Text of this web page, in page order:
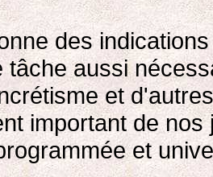
des
tâche aussi
et
important de
et